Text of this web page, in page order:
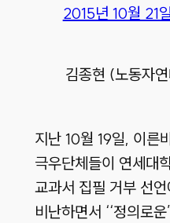
2015년 10월 21일
김종현 (노동자
지난 10월 19일, 이른
극우단체들이 연세대
교과서 집필 거부 선
비난하면서 ‘‘정의로